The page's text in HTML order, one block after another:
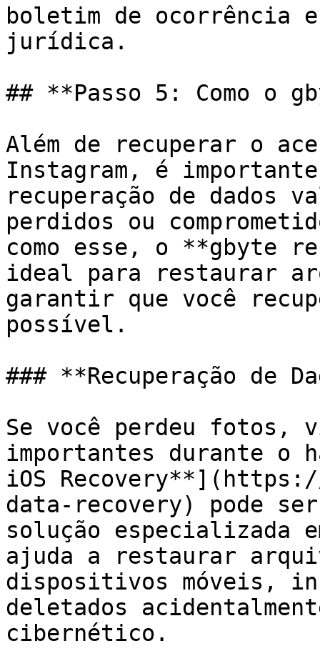
boletim de ocorrência
jurídica.
## **Passo 5: Como o
Além de recuperar o
Instagram, é
recuperação de dados
perdidos ou
como esse, o **gbyte
ideal para restaurar
garantir que você
possível.
### **Recuperação de
Se você perdeu fotos,
importantes durante o
iOS
data-recovery) pode
solução especializada
ajuda a restaurar
dispositivos móveis,
deletados
cibernético.